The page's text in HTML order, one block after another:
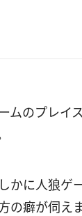
ムのプレイ
かに人狼ゲ
の癖が伺え